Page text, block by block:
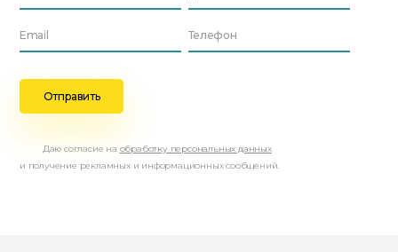
Даю согласие на обработку персональных данных
и получение рекламных и информационных сообщений.